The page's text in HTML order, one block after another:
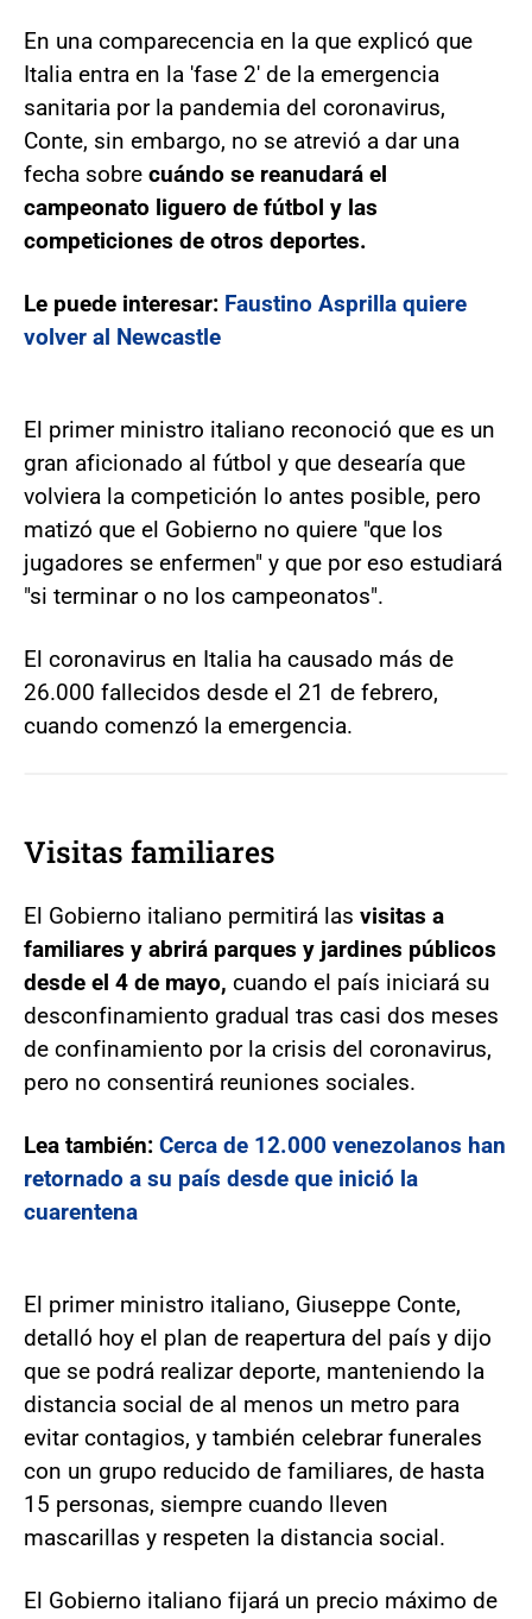
En una comparecencia en la que explicó que
Italia entra en la 'fase 2' de la emergencia
sanitaria por la pandemia del coronavirus,
Conte, sin embargo, no se atrevió a dar una
fecha sobre cuándo se reanudará el
campeonato liguero de fútbol y las
competiciones de otros deportes.
Le puede interesar: Faustino Asprilla quiere
volver al Newcastle
El primer ministro italiano reconoció que es un
gran aficionado al fútbol y que desearía que
volviera la competición lo antes posible, pero
matizó que el Gobierno no quiere "que los
jugadores se enfermen" y que por eso estudiará
"si terminar o no los campeonatos".
El coronavirus en Italia ha causado más de
26.000 fallecidos desde el 21 de febrero,
cuando comenzó la emergencia.
Visitas familiares
El Gobierno italiano permitirá las visitas a
familiares y abrirá parques y jardines públicos
desde el 4 de mayo, cuando el país iniciará su
desconfinamiento gradual tras casi dos meses
de confinamiento por la crisis del coronavirus,
pero no consentirá reuniones sociales.
Lea también: Cerca de 12.000 venezolanos han
retornado a su país desde que inició la
cuarentena
El primer ministro italiano, Giuseppe Conte,
detalló hoy el plan de reapertura del país y dijo
que se podrá realizar deporte, manteniendo la
distancia social de al menos un metro para
evitar contagios, y también celebrar funerales
con un grupo reducido de familiares, de hasta
15 personas, siempre cuando lleven
mascarillas y respeten la distancia social.
El Gobierno italiano fijará un precio máximo de